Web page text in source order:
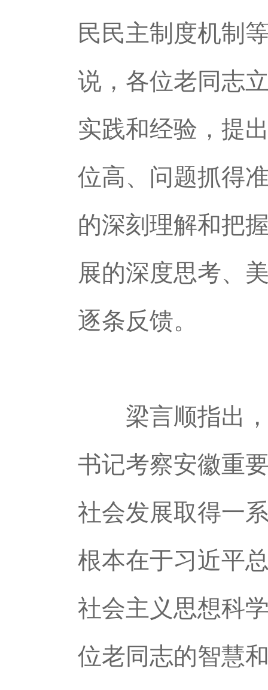
民民主制度机制
说，各位老同志
实践和经验，提
位高、问题抓得
的深刻理解和把
展的深度思考、
逐条反馈。
梁言顺指出，“
书记考察安徽重
社会发展取得一
根本在于习近平
社会主义思想科
位老同志的智慧